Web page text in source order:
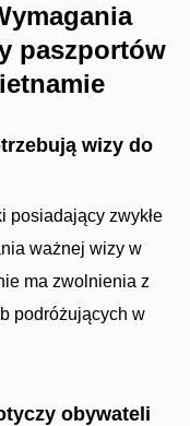
paszportów
wizy do
posiadający zwykłe
ważnej wizy w
ma zwolnienia z
podróżujących w
obywateli